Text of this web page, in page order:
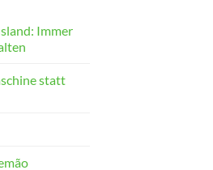
Immer
statt